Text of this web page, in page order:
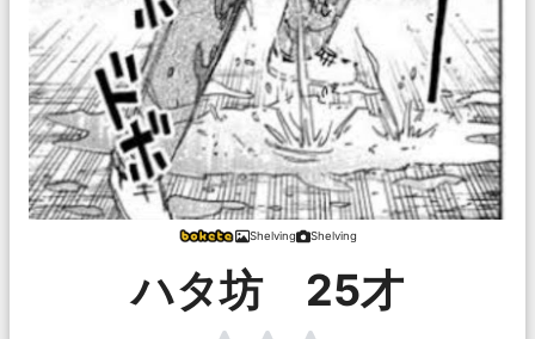
Shelving Shelving
ハタ坊 25才